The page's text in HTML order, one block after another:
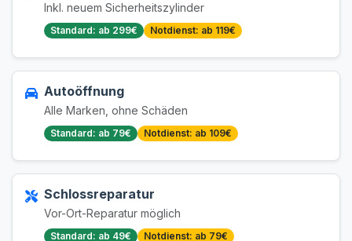
Inkl. neuem Sicherheitszylinder
Standard: ab 299€ Notdienst: ab 119€
Autoöffnung
Alle Marken, ohne Schäden
Standard: ab 79€ Notdienst: ab 109€
Schlossreparatur
Vor-Ort-Reparatur möglich
Standard: ab 49€ Notdienst: ab 79€